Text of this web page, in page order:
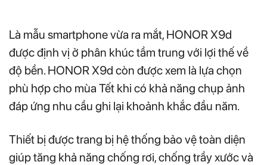
Là mẫu smartphone vừa ra mắt, HONOR X9d
được định vị ở phân khúc tầm trung với lợi thế về
độ bền. HONOR X9d còn được xem là lựa chọn
phù hợp cho mùa Tết khi có khả năng chụp ảnh
đáp ứng nhu cầu ghi lại khoảnh khắc đầu năm.
Thiết bị được trang bị hệ thống bảo vệ toàn diện
giúp tăng khả năng chống rơi, chống trầy xước và